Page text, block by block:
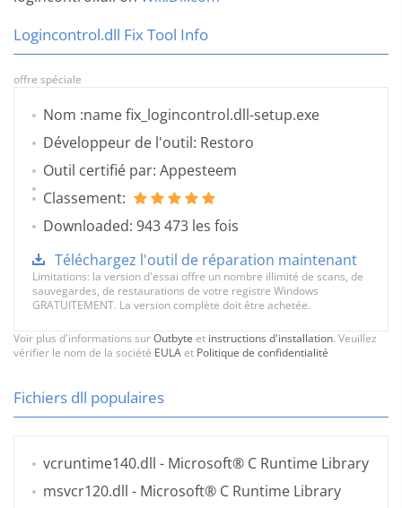
Logincontrol.dll Fix Tool Info
offre spéciale
Nom :name fix_logincontrol.dll-setup.exe
Développeur de l'outil: Restoro
Outil certifié par: Appesteem
Classement:
Downloaded: 943 473 les fois
Téléchargez l'outil de réparation maintenant
Limitations: la version d'essai offre un nombre illimité de scans, de
sauvegardes, de restaurations de votre registre Windows
GRATUITEMENT. La version complète doit être achetée.
Voir plus d'informations surOutbyte et instructions d'installation. Veuillez
vérifier le nom de la société EULAet Politique de confidentialité
Fichiers dll populaires
vcruntime140.dll - Microsoft® C Runtime Library
msvcr120.dll - Microsoft® C Runtime Library